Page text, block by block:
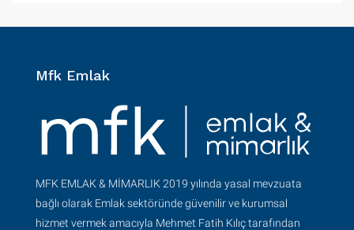
Mfk Emlak
MFK EMLAK & MİMARLIK 2019 yılında yasal mevzuata
bağlı olarak Emlak sektöründe güvenilir ve kurumsal
hizmet vermek amacıyla Mehmet Fatih Kılıç tarafından